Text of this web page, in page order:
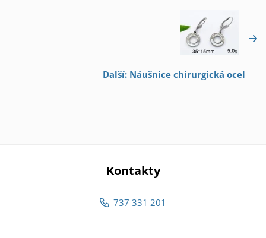
Další: Náušnice chirurgická ocel
Kontakty
737 331 201